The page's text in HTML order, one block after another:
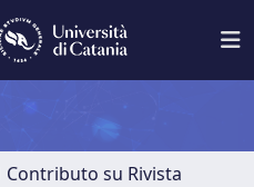
Contributo su Rivista